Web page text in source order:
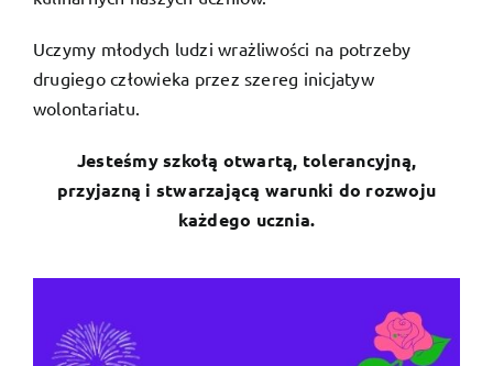
Uczymy młodych ludzi wrażliwości na potrzeby
drugiego człowieka przez szereg inicjatyw
wolontariatu.
Jesteśmy szkołą otwartą, tolerancyjną,
przyjazną i stwarzającą warunki do rozwoju
każdego ucznia.